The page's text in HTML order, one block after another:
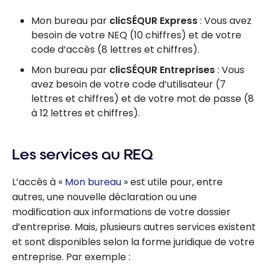
Mon bureau par clicSÉQUR Express: Vous avez
besoin de votre NEQ (10 chiffres) et de votre
code d’accès (8 lettres et chiffres).
Mon bureau par clicSÉQUR Entreprises: Vous
avez besoin de votre code d’utilisateur (7
lettres et chiffres) et de votre mot de passe (8
à 12 lettres et chiffres).
Les services au REQ
L’accès à « Mon bureau » est utile pour, entre
autres, une nouvelle déclaration ou une
modification aux informations de votre dossier
d’entreprise. Mais, plusieurs autres services existent
et sont disponibles selon la forme juridique de votre
entreprise. Par exemple :